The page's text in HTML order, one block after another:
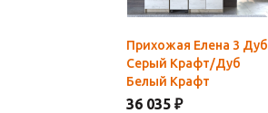
Прихожая Елена 3 Дуб
Серый Крафт/Дуб
Белый Крафт
36 035 ₽